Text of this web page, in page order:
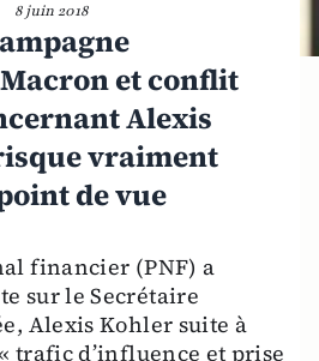
8 juin 2018
et conflit
Alexis
vraiment
de vue
financier (PNF) a
sur le Secrétaire
Alexis Kohler suite à
trafic d’influence et prise